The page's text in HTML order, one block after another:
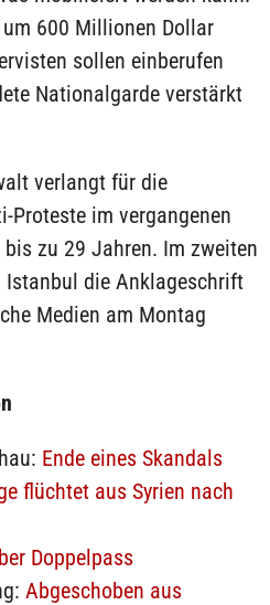
600 Millionen Dollar
sollen einberufen
Nationalgarde verstärkt
verlangt für die
Proteste im vergangenen
zu 29 Jahren. Im zweiten
die Anklageschrift
Medien am Montag
Ende eines Skandals
flüchtet aus Syrien nach
Doppelpass
Abgeschoben aus